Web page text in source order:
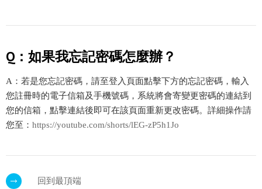
Q：如果我忘記密碼怎麼辦？
A：若是您忘記密碼，請至登入頁面點擊下方的忘記密碼，輸入
您註冊時的電子信箱及手機號碼，系統將會寄變更密碼的連結到
您的信箱，點擊連結後即可在該頁面重新更改密碼。詳細操作請
您至： https://youtube.com/shorts/lEG-zP5h1Jo
回到最頂端